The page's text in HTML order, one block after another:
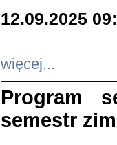
12.09.2025
więcej...
Program
semestr